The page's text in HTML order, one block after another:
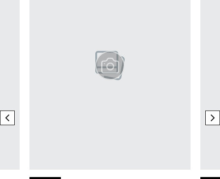
previous element